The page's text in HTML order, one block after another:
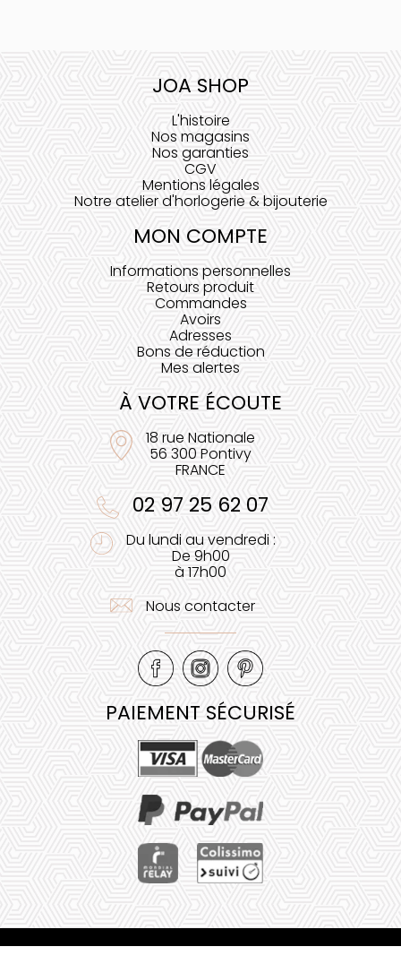
JOA SHOP
L'histoire
Nos magasins
Nos garanties
CGV
Mentions légales
Notre atelier d'horlogerie & bijouterie
MON COMPTE
Informations personnelles
Retours produit
Commandes
Avoirs
Adresses
Bons de réduction
Mes alertes
À VOTRE ÉCOUTE
18 rue Nationale
56 300 Pontivy
FRANCE
02 97 25 62 07
Du lundi au vendredi :
De 9h00
à 17h00
Nous contacter
PAIEMENT SÉCURISÉ